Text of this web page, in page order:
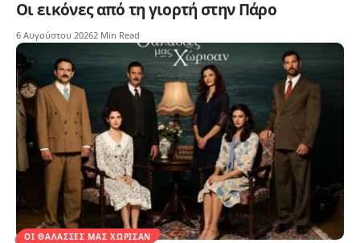
Οι εικόνες από τη γιορτή στην Πάρο
6 Αυγούστου 20262 Min Read
ΟΙ ΘΆΛΑΣΣΕΣ ΜΑΣ ΧΏΡΙΣΑΝ